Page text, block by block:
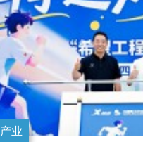
产业